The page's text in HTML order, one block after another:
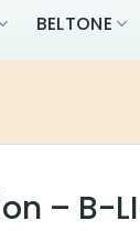
BELTONE
– B-